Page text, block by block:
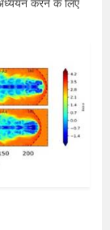
करने के लिए